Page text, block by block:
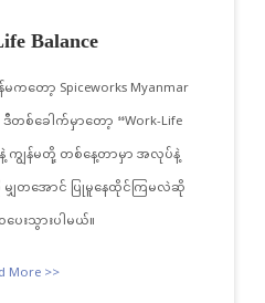
Balance
ကတော့ Spiceworks Myanmar
တစ်ခေါက်မှာတော့ “Work-Life
နဲ့ ကျွန်မတို့ တစ်နေ့တာမှာ အလုပ်နဲ့
အောင် ပြုမူနေထိုင်ကြမလဲဆို
ေးသွားပါမယ်။
More >>